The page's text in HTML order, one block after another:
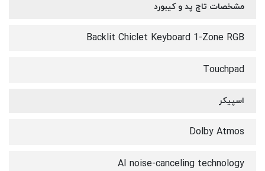
مشخصات تاچ پد و کیبورد
Backlit Chiclet Keyboard 1-Zone RGB
Touchpad
اسپیکر
Dolby Atmos
AI noise-canceling technology